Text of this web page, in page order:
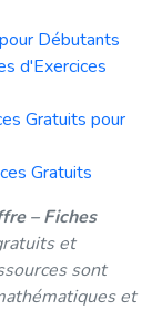
Débutants
d'Exercices
Gratuits pour
Gratuits
– Fiches
et
sont
et